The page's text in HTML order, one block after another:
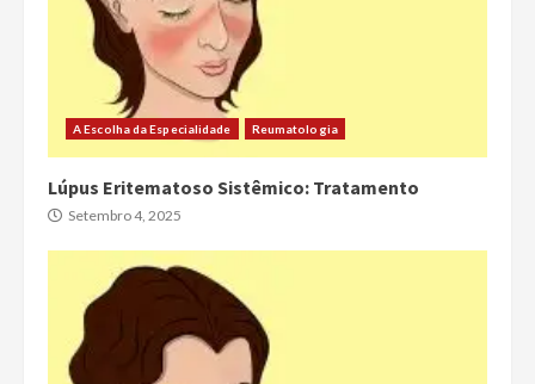
A Escolha da Especialidade Reumatologia
Lúpus Eritematoso Sistêmico: Tratamento
Setembro 4, 2025